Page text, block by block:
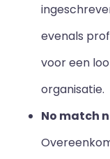
evenals
voor een
organisatie.
No match